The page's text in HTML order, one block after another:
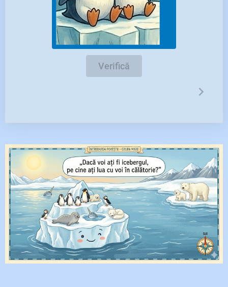
Verifică